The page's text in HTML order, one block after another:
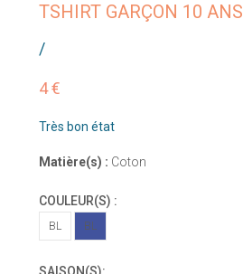
TSHIRT GARÇON 10 ANS
/
4 €
Très bon état
Matière(s) : Coton
COULEUR(S) :
BL BL